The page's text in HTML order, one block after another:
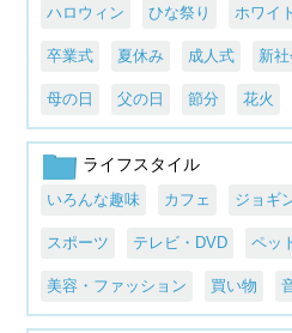
ハロウィン ひな祭り ホワイ
卒業式 夏休み 成人式 新
母の日 父の日 節分 花火
ライフスタイル
いろんな趣味 カフェ ジョギ
スポーツ テレビ・DVD ペッ
美容・ファッション 買い物